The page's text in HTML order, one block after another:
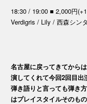
18:30 / 19:00 ■ 2,000円
Verdigris / Lily / 西森シン
名古屋に戻ってきてから
演してくれて今回2回目
弾き語りと言っても弾き
はプレイスタイルそのも